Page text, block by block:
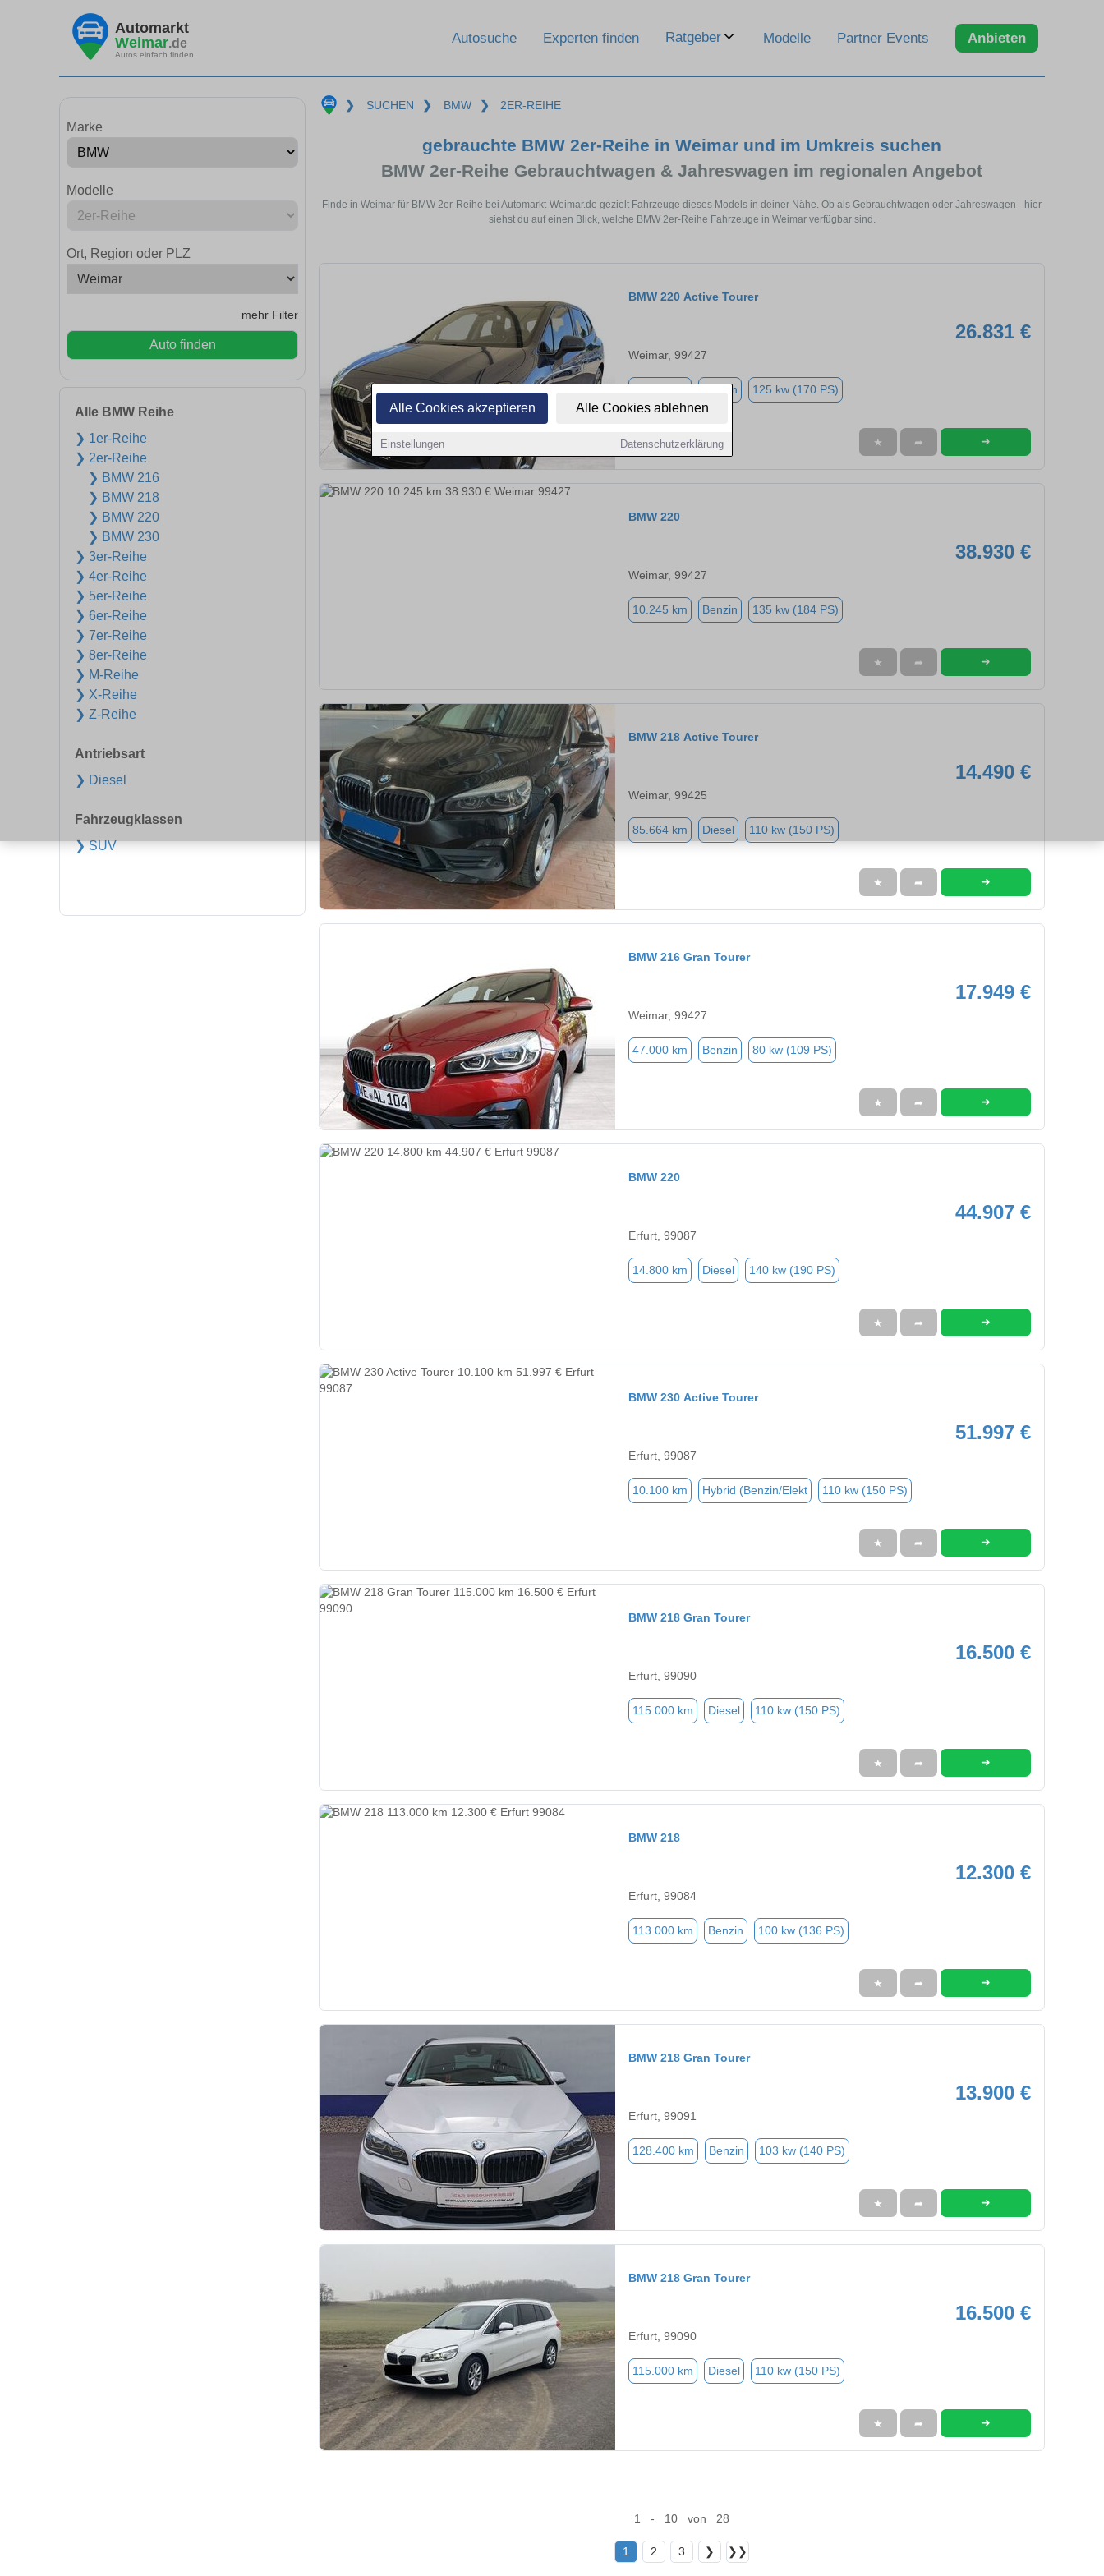
Alle Cookies akzeptieren Alle Cookies ablehnen
Einstellungen Datenschutzerklärung
Automarkt
Weimar.de
Autos einfach finden
Autosuche Experten finden Ratgeber Modelle Partner Events Anbieten
Marke
Modelle
Ort, Region oder PLZ
mehr Filter
Auto finden
Alle BMW Reihe
❯ 1er-Reihe
❯ 2er-Reihe
❯ BMW 216
❯ BMW 218
❯ BMW 220
❯ BMW 230
❯ 3er-Reihe
❯ 4er-Reihe
❯ 5er-Reihe
❯ 6er-Reihe
❯ 7er-Reihe
❯ 8er-Reihe
❯ M-Reihe
❯ X-Reihe
❯ Z-Reihe
Antriebsart
❯ Diesel
Fahrzeugklassen
❯ SUV
❯ SUCHEN ❯ BMW ❯ 2ER-REIHE
gebrauchte BMW 2er-Reihe in Weimar und im Umkreis suchen
BMW 2er-Reihe Gebrauchtwagen & Jahreswagen im regionalen Angebot
Finde in Weimar für BMW 2er-Reihe bei Automarkt-Weimar.de gezielt Fahrzeuge dieses Models in deiner Nähe. Ob als Gebrauchtwagen oder Jahreswagen - hier
siehst du auf einen Blick, welche BMW 2er-Reihe Fahrzeuge in Weimar verfügbar sind.
BMW 220 Active Tourer
26.831 €
Weimar, 99427
Benzin 125 kw (170 PS)
★ ➦ ➜
BMW 220
38.930 €
Weimar, 99427
10.245 km Benzin 135 kw (184 PS)
★ ➦ ➜
BMW 218 Active Tourer
14.490 €
Weimar, 99425
85.664 km Diesel 110 kw (150 PS)
★ ➦ ➜
BMW 216 Gran Tourer
17.949 €
Weimar, 99427
47.000 km Benzin 80 kw (109 PS)
★ ➦ ➜
BMW 220
44.907 €
Erfurt, 99087
14.800 km Diesel 140 kw (190 PS)
★ ➦ ➜
BMW 230 Active Tourer
51.997 €
Erfurt, 99087
10.100 km Hybrid (Benzin/Elekt 110 kw (150 PS)
★ ➦ ➜
BMW 218 Gran Tourer
16.500 €
Erfurt, 99090
115.000 km Diesel 110 kw (150 PS)
★ ➦ ➜
BMW 218
12.300 €
Erfurt, 99084
113.000 km Benzin 100 kw (136 PS)
★ ➦ ➜
BMW 218 Gran Tourer
13.900 €
Erfurt, 99091
128.400 km Benzin 103 kw (140 PS)
★ ➦ ➜
BMW 218 Gran Tourer
16.500 €
Erfurt, 99090
115.000 km Diesel 110 kw (150 PS)
★ ➦ ➜
1 - 10 von 28
1 2 3 ❯ ❯❯